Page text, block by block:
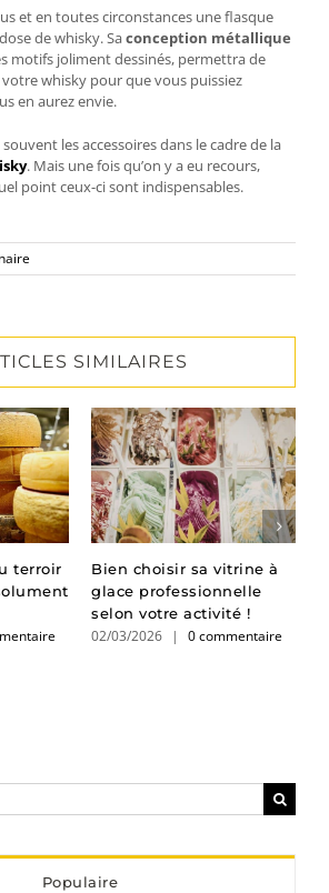
et en toutes circonstances une flasque
de whisky. Saconception métallique
motifs joliment dessinés, permettra de
whisky pour que vous puissiez
en aurez envie.
les accessoires dans le cadre de la
. Mais une fois qu’on y a eu recours,
point ceux-ci sont indispensables.
SIMILAIRES
terroir
Bien choisir sa vitrine à
glace professionnelle
selon votre activité !
02/03/2026 | 0 commentaire
Populaire